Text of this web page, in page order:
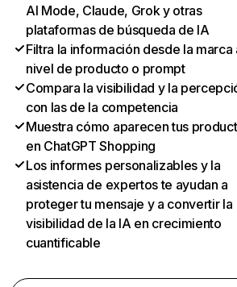
AI Mode, Claude, Grok y otras
plataformas de búsqueda de IA
Filtra la información desde la marca
nivel de producto o prompt
Compara la visibilidad y la
con las de la competencia
Muestra cómo aparecen tus
en ChatGPT Shopping
Los informes personalizables y la
asistencia de expertos te ayudan a
proteger tu mensaje y a convertir la
visibilidad de la IA en crecimiento
cuantificable